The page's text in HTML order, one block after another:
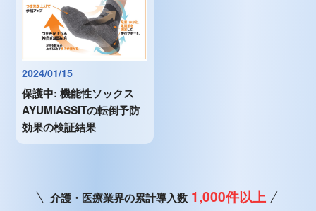
2024/01/15
保護中: 機能性ソックス
AYUMIASSITの転倒予防
効果の検証結果
介護・医療業界の累計導入数 1,000件以上